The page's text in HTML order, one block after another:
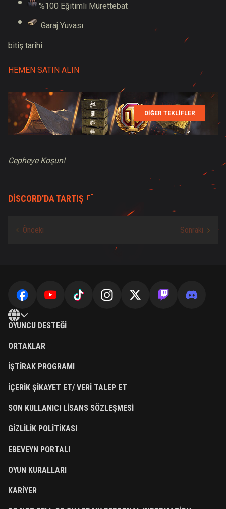
%100 Eğitimli Mürettebat
Garaj Yuvası
bitiş tarihi:
HEMEN SATIN ALIN
DİĞER TEKLİFLER
Cepheye Koşun!
DISCORD'DA TARTIŞ
OYUNCU DESTEĞI
ORTAKLAR
İŞTIRAK PROGRAMI
İÇERIK ŞIKAYET ET/ VERI TALEP ET
SON KULLANICI LISANS SÖZLEŞMESI
GIZLILIK POLITIKASI
EBEVEYN PORTALI
OYUN KURALLARI
KARIYER